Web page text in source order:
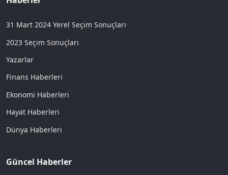
31 Mart 2024 Yerel Seçim Sonuçları
2023 Seçim Sonuçları
Yazarlar
Finans Haberleri
Ekonomi Haberleri
Hayat Haberleri
Dünya Haberleri
Güncel Haberler